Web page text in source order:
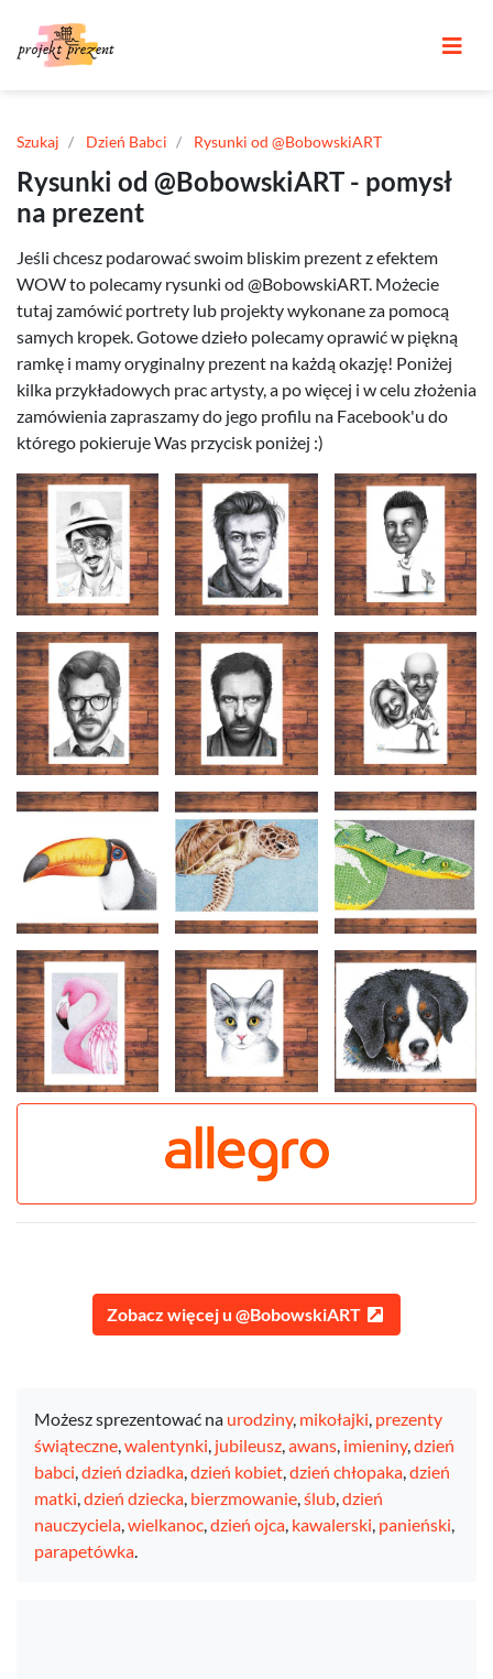
Szukaj Dzień Babci Rysunki od @BobowskiART
Rysunki od @BobowskiART - pomysł
na prezent
Jeśli chcesz podarować swoim bliskim prezent z efektem
WOW to polecamy rysunki od @BobowskiART. Możecie
tutaj zamówić portrety lub projekty wykonane za pomocą
samych kropek. Gotowe dzieło polecamy oprawić w piękną
ramkę i mamy oryginalny prezent na każdą okazję! Poniżej
kilka przykładowych prac artysty, a po więcej i w celu złożenia
zamówienia zapraszamy do jego profilu na Facebook'u do
którego pokieruje Was przycisk poniżej :)
Zobacz więcej u @BobowskiART
Możesz sprezentować na urodziny, mikołajki, prezenty
świąteczne,walentynki, jubileusz,awans, imieniny,dzień
babci,dzień dziadka,dzień kobiet,dzień chłopaka,dzień
matki,dzień dziecka, bierzmowanie,ślub,dzień
nauczyciela,wielkanoc,dzień ojca, kawalerski, panieński,
parapetówka.